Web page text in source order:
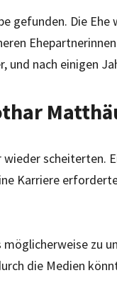
gefunden. Die
und nach einigen
scheiterten.
Karriere
zu
die Medien